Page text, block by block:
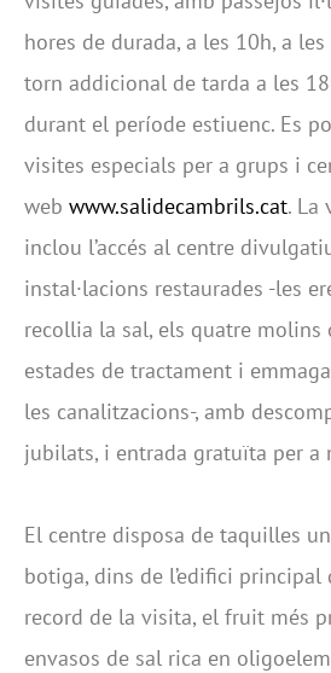
hores de durada, a les 10h, a
torn addicional de tarda a les
durant el període estiuenc. Es
visites especials per a grups i
web www.salidecambrils.cat. La
inclou l’accés al centre
instal·lacions restaurades -les
recollia la sal, els quatre molins
estades de tractament i
les canalitzacions-, amb
jubilats, i entrada gratuïta per a
El centre disposa de taquilles
botiga, dins de l’edifici principal
record de la visita, el fruit més
envasos de sal rica en